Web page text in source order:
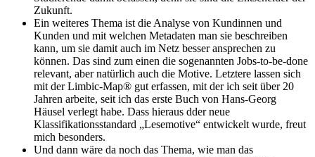
Zukunft.
Ein weiteres Thema ist die Analyse von Kundinnen und
Kunden und mit welchen Metadaten man sie beschreiben
kann, um sie damit auch im Netz besser ansprechen zu
können. Das sind zum einen die sogenannten Jobs-to-be-done
relevant, aber natürlich auch die Motive. Letztere lassen sich
mit der Limbic-Map® gut erfassen, mit der ich seit über 20
Jahren arbeite, seit ich das erste Buch von Hans-Georg
Häusel verlegt habe. Dass hieraus dder neue
Klassifikationsstandard „Lesemotive“ entwickelt wurde, freut
mich besonders.
Und dann wäre da noch das Thema, wie man das